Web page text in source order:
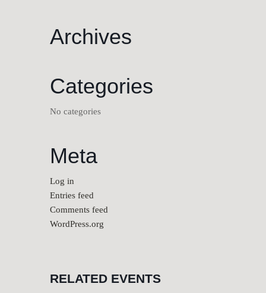
Archives
Categories
No categories
Meta
Log in
Entries feed
Comments feed
WordPress.org
RELATED EVENTS